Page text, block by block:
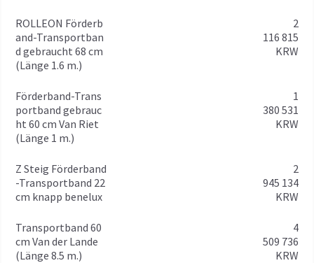
ROLLEON Förderb
and-Transportban
d gebraucht 68 cm
(Länge 1.6 m.)
2
116 815
KRW
Förderband-Trans
portband gebrauc
ht 60 cm Van Riet
(Länge 1 m.)
1
380 531
KRW
Z Steig Förderband
-Transportband 22
cm knapp benelux
2
945 134
KRW
Transportband 60
cm Van der Lande
(Länge 8.5 m.)
4
509 736
KRW